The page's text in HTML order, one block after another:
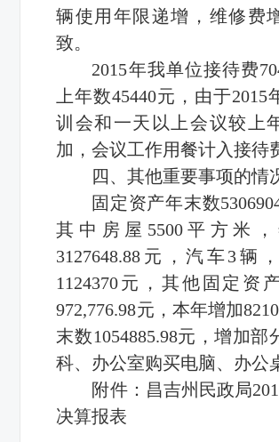
辆使用年限递增，维修费
致。
2015年我单位接待费
上年数45440元，由于2015
训会和一天以上会议较上
加，会议工作用餐计入接待
四、其他重要事项的情
固定资产年末数
其中房屋5500平方米
3127648.88元，汽车3辆
1124370元，其他固定资
972,776.98元，本年增加
末数1054885.98元，增加部
科、办公室购买电脑、办公
附件： 昌吉州民政局
决算报表